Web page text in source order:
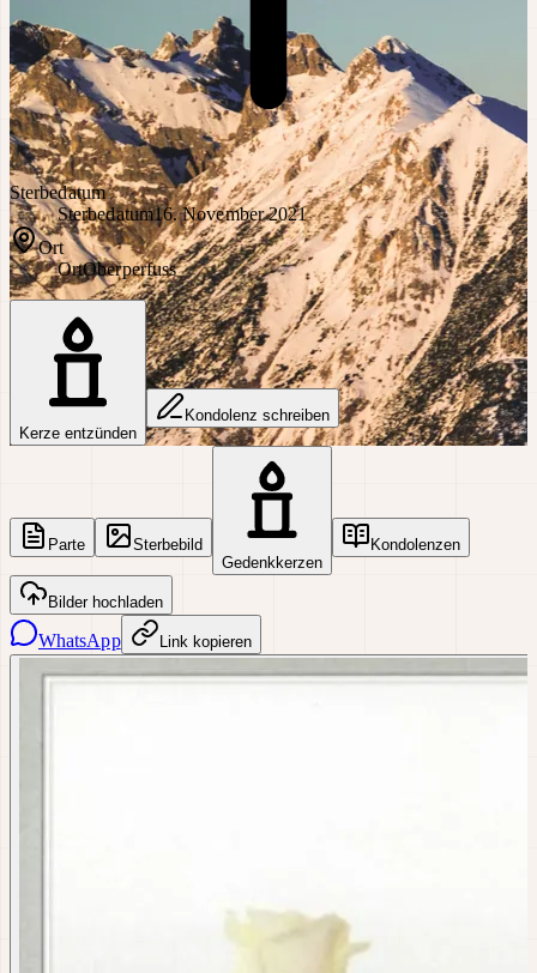
Sterbedatum
Sterbedatum16. November 2021
Ort
OrtOberperfuss
Kerze entzünden
Kondolenz schreiben
Parte
Sterbebild
Gedenkkerzen
Kondolenzen
Bilder hochladen
WhatsApp Link kopieren